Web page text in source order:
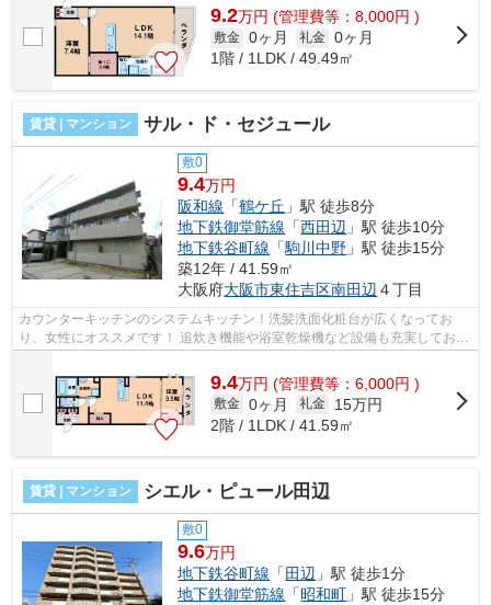
9.2万円 (管理費等：8,000円 )
敷金 0ヶ月 礼金 0ヶ月
1階 / 1LDK / 49.49㎡
賃貸 | マンション サル・ド・セジュール
敷0
9.4万円
阪和線 「鶴ケ丘 」駅 徒歩8分
地下鉄御堂筋線 「西田辺 」駅 徒歩10分
地下鉄谷町線 「駒川中野 」駅 徒歩15分
築12年 / 41.59㎡
大阪府大阪市東住吉区南田辺 ４丁目
カウンターキッチンのシステムキッチン！洗髪洗面化粧台が広くなってお
り、女性にオススメです！ 追炊き機能や浴室乾燥機など設備も充実してお
9.4万円 (管理費等：6,000円 )
敷金 0ヶ月 礼金
15万円
2階 / 1LDK / 41.59㎡
賃貸 | マンション シエル・ピュール田辺
敷0
9.6万円
地下鉄谷町線 「 田辺 」駅 徒歩1分
地下鉄御堂筋線 「昭和町 」駅 徒歩15分